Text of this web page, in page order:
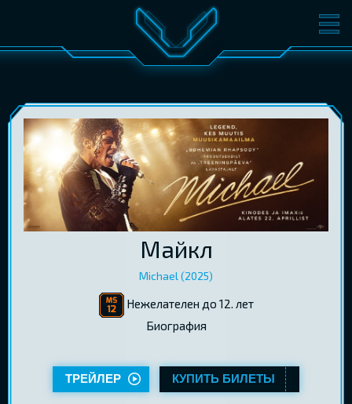
ФИЛЬМЫ БИЛЕТЫ
КОНФЕРЕНЦИИ КИНОКЛУБ-V
ПОДАРОЧНЫЕ КАРТЫ
Майкл
Michael (2025)
Нежелателен до 12. лет
Биография
ТРЕЙЛЕР КУПИТЬ БИЛЕТЫ